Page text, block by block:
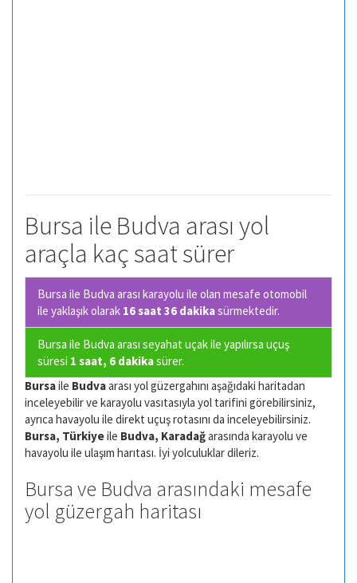
Bursa ile Budva arası yol
araçla kaç saat sürer
Bursa ile Budva arası karayolu ile olan mesafe otomobil
ile yaklaşık olarak 16 saat 36 dakikasürmektedir.
Bursa ile Budva arası seyahat uçak ile yapılırsa uçuş
süresi 1 saat, 6 dakikasürer.
Bursaile Budvaarası yol güzergahını aşağıdaki haritadan
inceleyebilir ve karayolu vasıtasıyla yol tarifini görebilirsiniz,
ayrıca havayolu ile direkt uçuş rotasını da inceleyebilirsiniz.
Bursa, Türkiyeile Budva, Karadağarasında karayolu ve
havayolu ile ulaşım harıtası. İyi yolculuklar dileriz.
Bursa ve Budva arasındaki mesafe
yol güzergah haritası